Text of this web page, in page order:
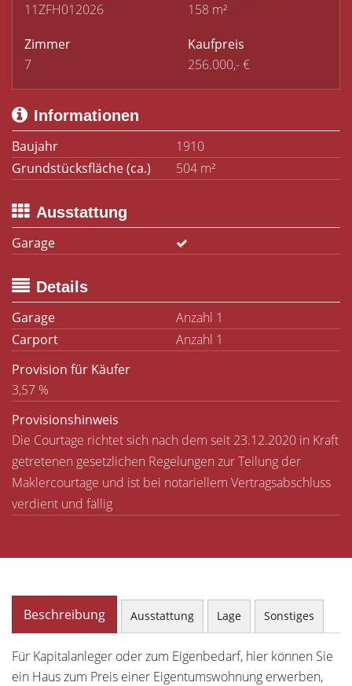
11ZFH012026
158 m²
Zimmer
7
Kaufpreis
256.000,- €
Informationen
Baujahr
1910
Grundstücksfläche (ca.)
504 m²
Ausstattung
Garage
Details
Garage
Anzahl 1
Carport
Anzahl 1
Provision für Käufer
3,57 %
Provisionshinweis
Die Courtage richtet sich nach dem seit 23.12.2020 in Kraft
getretenen gesetzlichen Regelungen zur Teilung der
Maklercourtage und ist bei notariellem Vertragsabschluss
verdient und fällig
Beschreibung Ausstattung Lage Sonstiges
Für Kapitalanleger oder zum Eigenbedarf, hier können Sie
ein Haus zum Preis einer Eigentumswohnung erwerben,